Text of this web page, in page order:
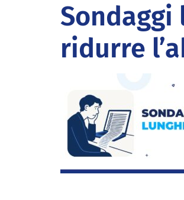
Sondaggi
ridurre